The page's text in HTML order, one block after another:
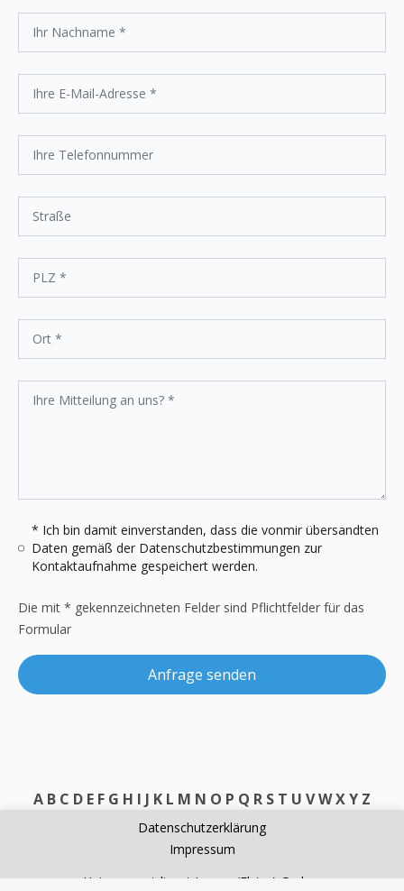
* Ich bin damit einverstanden, dass die vonmir übersandten
Daten gemäß der Datenschutzbestimmungen zur
Kontaktaufnahme gespeichert werden.
Die mit * gekennzeichneten Felder sind Pflichtfelder für das
Formular
Anfrage senden
A B C D E F G H I J K L M N O P Q R S T U VWXY Z
Datenschutzerklärung
Impressum
Heizungsnotdienst Jessen (Elster) Grabo